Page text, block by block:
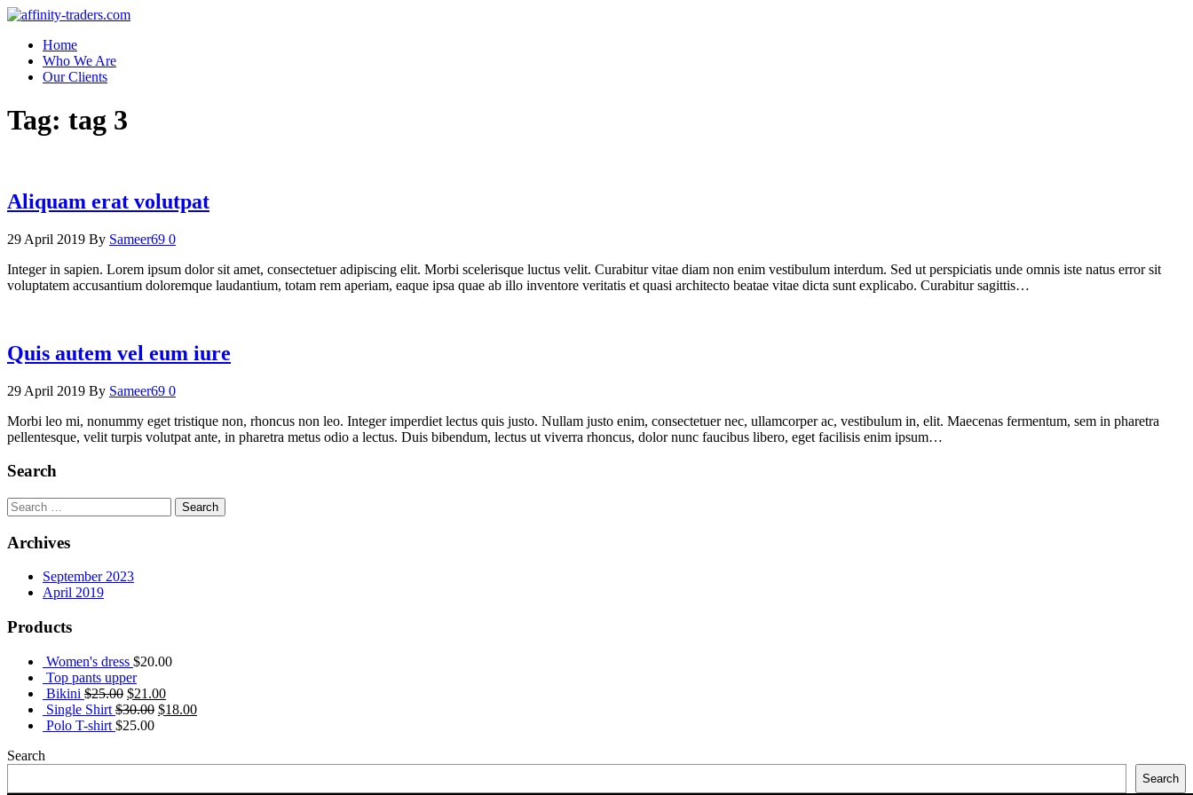
Skip
content
affinity-traders.com
Home
Who We Are
Our Clients
Tag: tag 3
Aliquam erat volutpat
29 April 2019 By Sameer69 0
Integer in sapien. Lorem ipsum dolor sit amet, consectetuer adipiscing elit. Morbi scelerisque luctus velit. Curabitur vitae diam non enim vestibulum interdum. Sed ut perspiciatis unde omnis iste natus error sit
voluptatem accusantium doloremque laudantium, totam rem aperiam, eaque ipsa quae ab illo inventore veritatis et quasi architecto beatae vitae dicta sunt explicabo. Curabitur sagittis…
Quis autem vel eum iure
29 April 2019 By Sameer69 0
Morbi leo mi, nonummy eget tristique non, rhoncus non leo. Integer imperdiet lectus quis justo. Nullam justo enim, consectetuer nec, ullamcorper ac, vestibulum in, elit. Maecenas fermentum, sem in pharetra
pellentesque, velit turpis volutpat ante, in pharetra metus odio a lectus. Duis bibendum, lectus ut viverra rhoncus, dolor nunc faucibus libero, eget facilisis enim ipsum…
Search
Search
for:
Archives
September 2023
April 2019
Products
Women's dress $20.00
Top pants upper
Bikini $25.00 $21.00
Single Shirt $30.00 $18.00
Polo T-shirt $25.00
Search
Search